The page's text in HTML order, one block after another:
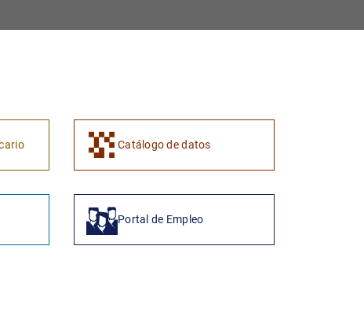
1 2
Catálogo de datos
Portal de Empleo